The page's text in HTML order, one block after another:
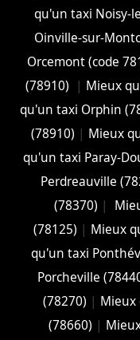
qu'un taxi Noisy-
Oinville-sur-
Orcemont (code
(78910)
| Mieux
qu'un taxi Orphin
(78910) | Mieux
qu'un taxi Paray-
Perdreauville
(78370) |
(78125) | Mieux
qu'un taxi
Porcheville
(78270) | Mieux
(78660) |